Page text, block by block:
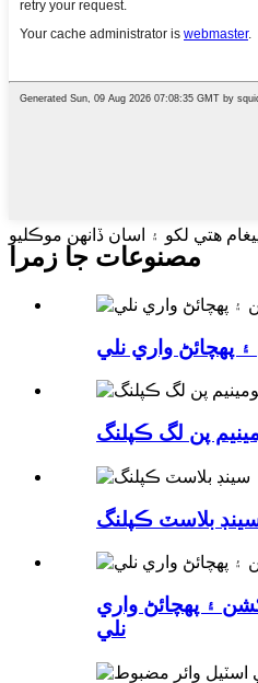
هتي لکو ۽ اسان ڏانهن موڪليو
مصنوعات جا زمرا
واري نلي
پن لگ ڪپلنگ
بلاسٽ ڪپلنگ
۽ پهچائڻ واري
نلي